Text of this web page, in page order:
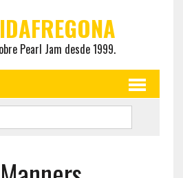
Pearl Jam desde 1999.